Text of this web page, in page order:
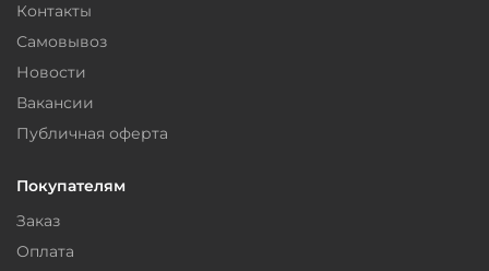
Контакты
Самовывоз
Новости
Вакансии
Публичная оферта
Покупателям
Заказ
Оплата